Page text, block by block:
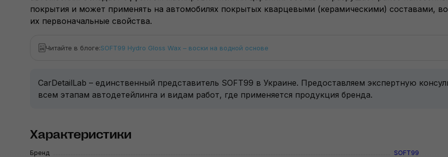
покрытия и может применять на автомобилях покрытых кварцевыми (керамическими) составами,
их первоначальные свойства.
Читайте в блоге:SOFT99 Hydro Gloss Wax – воски на водной основе
CarDetailLab – единственный представитель SOFT99 в Украине. Предоставляем экспертную
всем этапам автодетейлинга и видам работ, где применяется продукция бренда.
Характеристики
Бренд SOFT99